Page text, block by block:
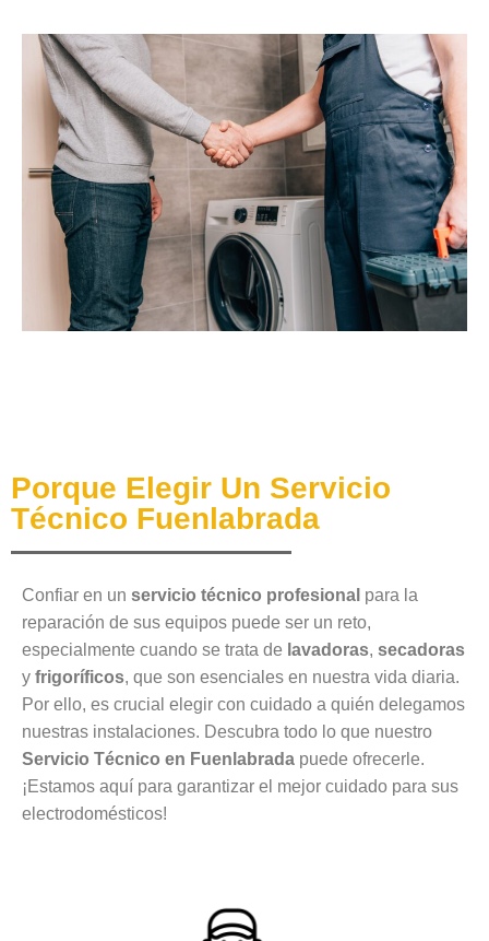
Porque Elegir Un Servicio
Técnico Fuenlabrada
Confiar en un servicio técnico profesional para la
reparación de sus equipos puede ser un reto,
especialmente cuando se trata de lavadoras, secadoras
y frigoríficos, que son esenciales en nuestra vida diaria.
Por ello, es crucial elegir con cuidado a quién delegamos
nuestras instalaciones. Descubra todo lo que nuestro
Servicio Técnico en Fuenlabrada puede ofrecerle.
¡Estamos aquí para garantizar el mejor cuidado para sus
electrodomésticos!